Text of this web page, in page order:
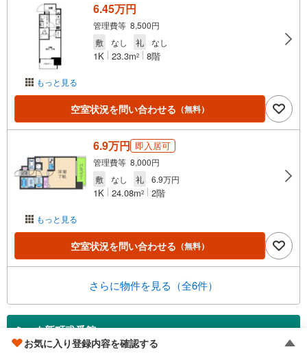
もっと見る
6.45万円
管理費等 8,500円
敷
なし 礼 なし
1K 23.3m2 8階
空室状況を問い合わせる （無料）
もっと見る
6.9万円 即入居可
管理費等 8,000円
敷
なし 礼 6.9万円
1K 24.08m2 2階
空室状況を問い合わせる （無料）
さらに物件を見る（全6件）
ミーネ新町弐番館
お気に入り登録内容を確認する